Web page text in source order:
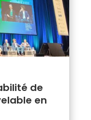
de
en